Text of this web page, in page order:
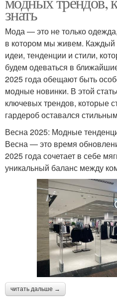
знать
Мода — это не только
в котором мы живем. Каждый
идеи, тенденции и стили,
будем одеваться в
2025 года обещают быть
модные новинки. В этой
ключевых трендов, которые
гардероб оставался
Весна 2025: Модные
Весна — это время
2025 года сочетает в себе
уникальный баланс между
читать дальше →